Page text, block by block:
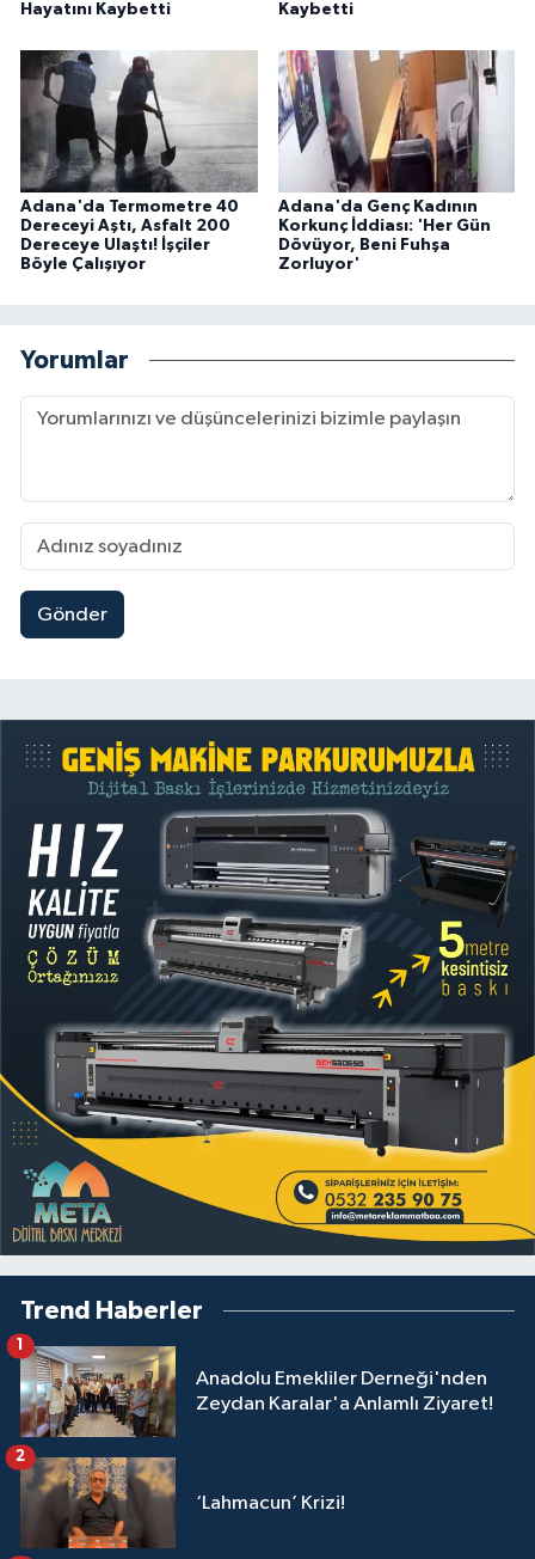
Hayatını Kaybetti Kaybetti
Adana'da Termometre 40
Dereceyi Aştı, Asfalt 200
Dereceye Ulaştı! İşçiler
Böyle Çalışıyor
Adana'da Genç Kadının
Korkunç İddiası: 'Her Gün
Dövüyor, Beni Fuhşa
Zorluyor'
Yorumlar
Gönder
Trend Haberler
Anadolu Emekliler Derneği'nden
Zeydan Karalar'a Anlamlı Ziyaret!
1
‘Lahmacun’ Krizi!
2